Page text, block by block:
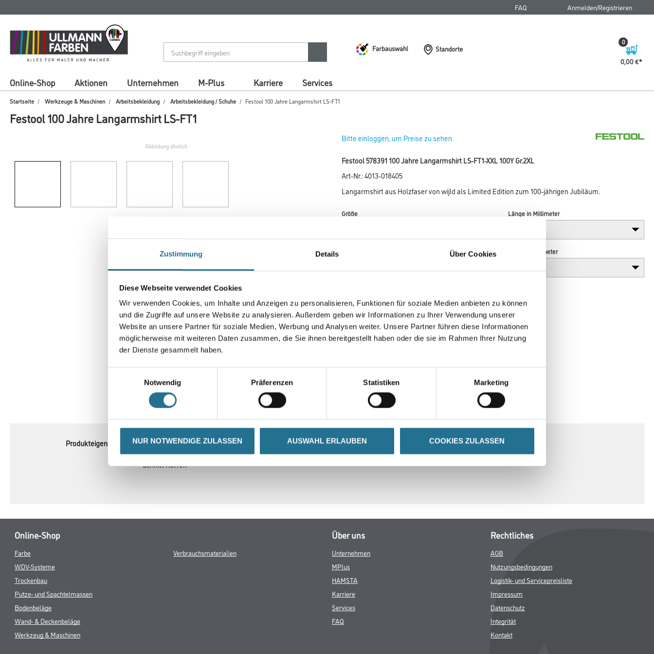
Zustimmung Details Über Cookies
Diese Webseite verwendet Cookies
Wir verwenden Cookies, um Inhalte und Anzeigen zu personalisieren, Funktionen für soziale Medien anbieten zu können
und die Zugriffe auf unsere Website zu analysieren. Außerdem geben wir Informationen zu Ihrer Verwendung unserer
Website an unsere Partner für soziale Medien, Werbung und Analysen weiter. Unsere Partner führen diese Informationen
möglicherweise mit weiteren Daten zusammen, die Sie ihnen bereitgestellt haben oder die sie im Rahmen Ihrer Nutzung
der Dienste gesammelt haben.
Notwendig
Präferenzen Statistiken Marketing
NUR NOTWENDIGE ZULASSEN AUSWAHL ERLAUBEN COOKIES ZULASSEN
springen
springen
FAQ Anmelden/Registrieren
Farbauswahl
Standorte
0,00 €
0
Online-Shop Aktionen Unternehmen M-Plus Karriere Services
Startseite Werkzeuge & Maschinen Arbeitsbekleidung Arbeitsbekleidung / Schuhe Festool 100 Jahre Langarmshirt LS-FT1
Festool 100 Jahre Langarmshirt LS-FT1
Abbildung ähnlich
Bitte einloggen, um Preise zu sehen
Festool 578391 100 Jahre Langarmshirt LS-FT1-XXL 100Y Gr.2XL
Art-Nr.:4013-018405
Langarmshirt aus Holzfaser von wijld als Limited Edition zum 100-jährigen Jubiläum.
Größe Länge in Millimeter
Höhe in millimeter
Umrechnungsfaktoren
CURRENT
TAB:
PRODUKTEIGENSCHAFTEN ZUSATZINFOS GEFAHRENHINWEISE SPEZIFIKATIONEN
Produkteigenschaft
Technische Merkmale:
- Größe XXL
- Schnitt Herren
Online-Shop
Farbe
WDV-Systeme
Trockenbau
Putze- und Spachtelmassen
Bodenbeläge
Wand- & Deckenbeläge
Werkzeug & Maschinen
Verbrauchsmaterialien
Über uns
Unternehmen
MPlus
HAMSTA
Karriere
Services
FAQ
Rechtliches
AGB
Nutzungsbedingungen
Logistik- und Servicepreisliste
Impressum
Datenschutz
Integrität
Kontakt